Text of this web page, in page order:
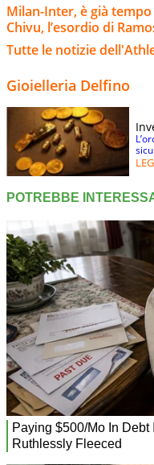
Milan-Inter, è già
Chivu, l’esordio di
Tutte le notizie
Gioielleria Delfino